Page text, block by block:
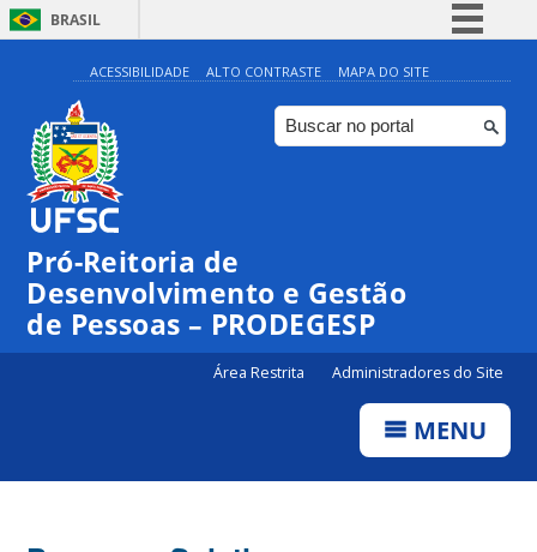
BRASIL
Simplifique!
Comunica BR
Participe
ACESSIBILIDADE ALTO CONTRASTE MAPA DO SITE
Pró-Reitoria de
Desenvolvimento e Gestão
de Pessoas – PRODEGESP
Área Restrita Administradores do Site
MENU